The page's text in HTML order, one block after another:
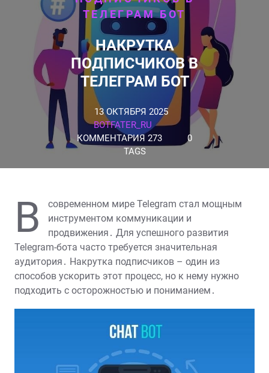
ТЕЛЕГРАМ БОТ
НАКРУТКА
ПОДПИСЧИКОВ В
ТЕЛЕГРАМ БОТ
13 ОКТЯБРЯ 2025
BOTFATER_RU
КОММЕНТАРИЯ 273
0
TAGS
В
современном мире Telegram стал мощным
инструментом коммуникации и
продвижения․ Для успешного развития
Telegram-бота часто требуется значительная
аудитория․ Накрутка подписчиков – один из
способов ускорить этот процесс, но к нему нужно
подходить с осторожностью и пониманием․